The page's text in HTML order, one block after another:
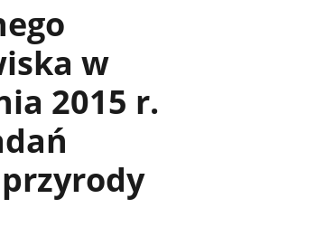
w
2015 r.